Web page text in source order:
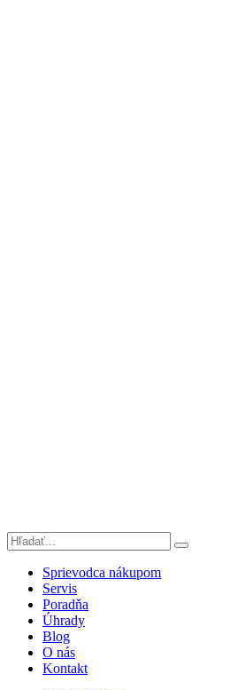
Sprievodca nákupom
Servis
Poradňa
Úhrady
Blog
O nás
Kontakt